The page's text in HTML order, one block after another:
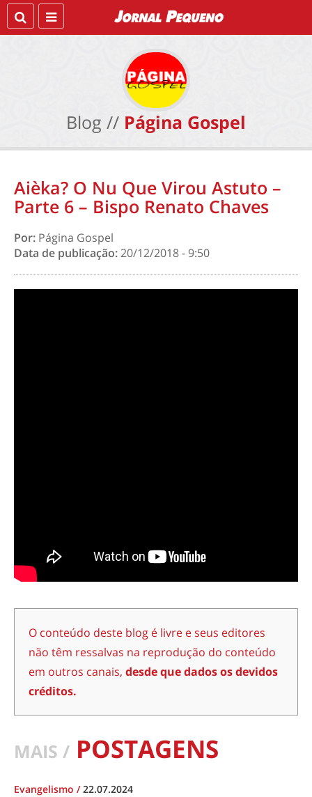
Blog // Página Gospel
Aièka? O Nu Que Virou Astuto –
Parte 6 – Bispo Renato Chaves
Por: Página Gospel
Data de publicação:20/12/2018 - 9:50
O conteúdo deste blog é livre e seus editores
não têm ressalvas na reprodução do conteúdo
em outros canais, desde que dados os devidos
créditos.
MAIS / POSTAGENS
Evangelismo /22.07.2024